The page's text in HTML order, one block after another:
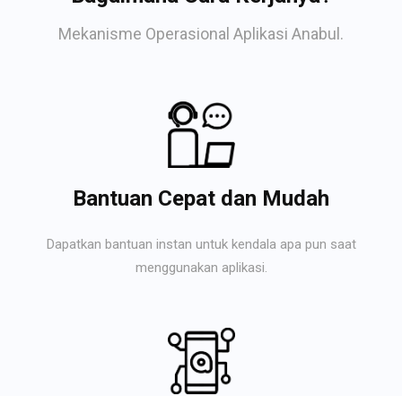
Mekanisme Operasional Aplikasi Anabul.
Bantuan Cepat dan Mudah
Dapatkan bantuan instan untuk kendala apa pun saat
menggunakan aplikasi.